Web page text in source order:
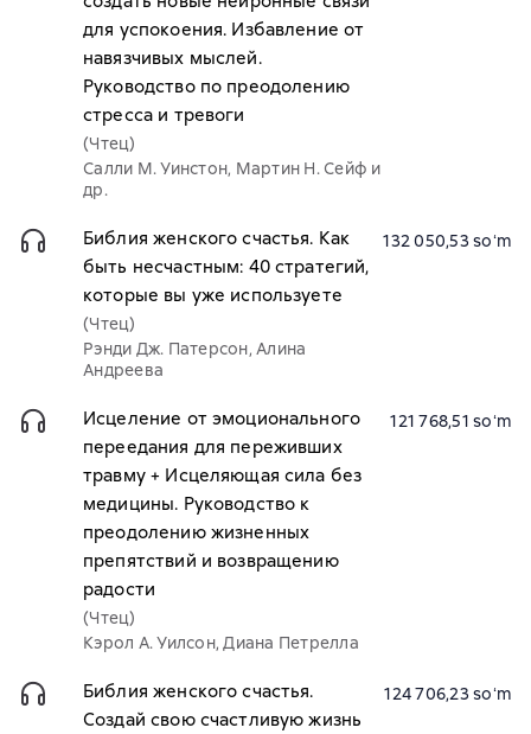
для успокоения. Избавление от
навязчивых мыслей.
Руководство по преодолению
стресса и тревоги
(Чтец)
Салли М. Уинстон, Мартин Н. Сейф и
др.
Библия женского счастья. Как
быть несчастным: 40 стратегий,
которые вы уже используете
(Чтец)
Рэнди Дж. Патерсон, Алина
Андреева
132 050,53 soʻm
Исцеление от эмоционального
переедания для переживших
травму + Исцеляющая сила без
медицины. Руководство к
преодолению жизненных
препятствий и возвращению
радости
(Чтец)
Кэрол А. Уилсон, Диана Петрелла
121 768,51 soʻm
Библия женского счастья.
Создай свою счастливую жизнь
124 706,23 soʻm